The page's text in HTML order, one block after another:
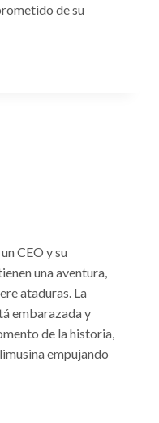
de su
CEO y su
una aventura,
ataduras. La
embarazada y
de la historia,
empujando